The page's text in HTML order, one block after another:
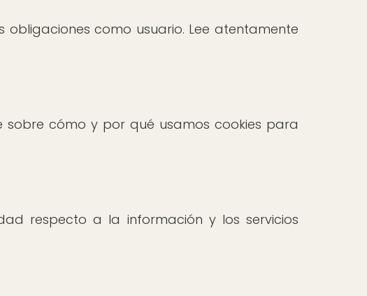
obligaciones como usuario. Lee atentamente
sobre cómo y por qué usamos cookies para
respecto a la información y los servicios